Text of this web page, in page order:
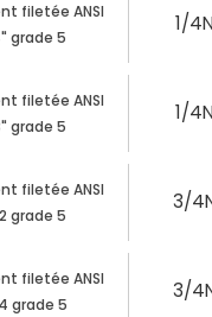
filetée ANSI
grade 5
1/
filetée ANSI
grade 5
1/
filetée ANSI
grade 5
3/
filetée ANSI
grade 5
3/